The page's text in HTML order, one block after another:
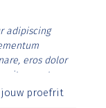
adipiscing
eros dolor
vitae erat.
lorem
proefrit